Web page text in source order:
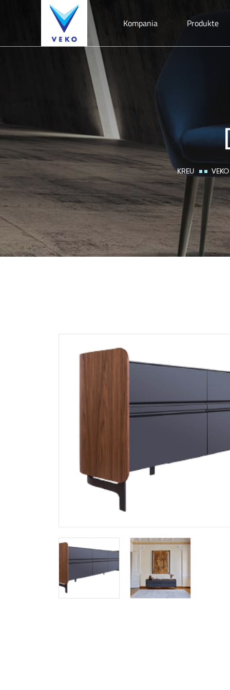
Kompania Produkte
KREU VEKO